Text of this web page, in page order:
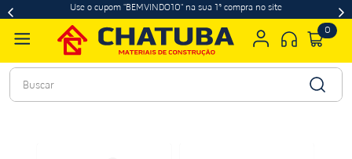
Use o cupom "BEMVINDO10" na sua 1ª compra no site
0
Buscar